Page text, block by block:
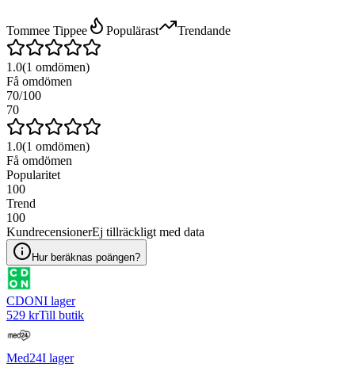
Tommee Tippee Populärast Trendande
1.0(1 omdömen)
Få omdömen
70/100
70
1.0(1 omdömen)
Få omdömen
Popularitet
100
Trend
100
KundrecensionerEj tillräckligt med data
Hur beräknas poängen?
CDONI lager
529 krTill butik
Med24I lager